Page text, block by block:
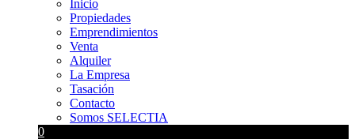
Inicio
Propiedades
Emprendimientos
Venta
Alquiler
La Empresa
Tasación
Contacto
Somos SELECTIA
0